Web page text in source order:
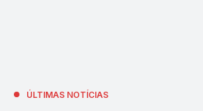
ÚLTIMAS NOTÍCIAS